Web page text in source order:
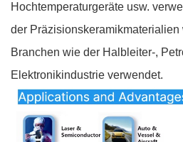
Hochtemperaturgeräte usw.
der Präzisionskeramikmaterialien
Branchen wie der Halbleiter-,
Elektronikindustrie verwendet.